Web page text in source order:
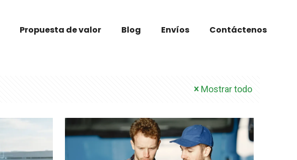
Propuesta de valor Blog Envíos Contáctenos
Mostrar todo